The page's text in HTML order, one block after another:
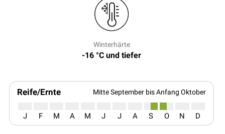
Winterhärte
-16 °C und tiefer
Reife/Ernte Mitte September bis Anfang Oktober
J F M A M J J A S O N D